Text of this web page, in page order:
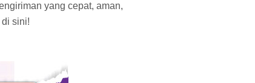
yang cepat, aman,
sini!